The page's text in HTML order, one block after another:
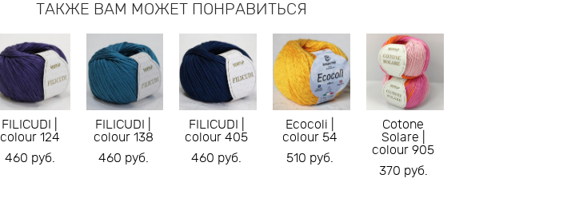
ТАКЖЕ ВАМ МОЖЕТ ПОНРАВИТЬСЯ
FILICUDI |
colour 124
460 pуб.
FILICUDI |
colour 138
460 pуб.
FILICUDI |
colour 405
460 pуб.
Ecocoli |
colour 54
510 pуб.
Cotone
Solare |
colour 905
370 pуб.